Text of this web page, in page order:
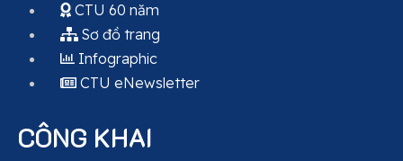
CTU 60 năm
Sơ đồ trang
Infographic
CTU eNewsletter
CÔNG KHAI